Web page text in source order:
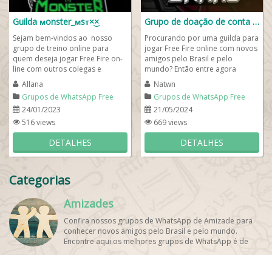
Guilda ᴍonster_ᴍsᴛ×͜×
Sejam bem-vindos ao nosso
grupo de treino online para
quem deseja jogar Free Fire on-
line com outros colegas e
alcançar premiações nacionais
e...
Allana
Grupos de WhatsApp Free
Fire
24/01/2023
516 views
DETALHES
Grupo de doação de conta free fire whatsapp 2024
Procurando por uma guilda para
jogar Free Fire online com novos
amigos pelo Brasil e pelo
mundo? Então entre agora
mesmo no nosso grupo de
doação de conta...
Natwn
Grupos de WhatsApp Free
Fire
21/05/2024
669 views
DETALHES
Categorias
Amizades
Confira nossos grupos de WhatsApp de Amizade para
conhecer novos amigos pelo Brasil e pelo mundo.
Encontre aqui os melhores grupos de WhatsApp é de